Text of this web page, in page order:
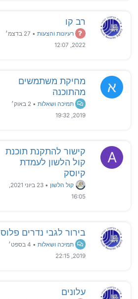
רב קו
רעיונות והצעות •
27 בדצמ׳
2022, 12:07
א
מחיקת משתמשים
מהתוכנה
תמיכה ושאלות •
2 באוק׳
2019, 19:32
A
קישור להתקנת תוכנת
קול הלשון לעמדת
קיוסק
קול הלשון •
23 ביוני 2021,
16:05
בירור לגבי נדרים פלוס
תמיכה ושאלות •
4 בספט׳
2019, 22:15
עלונים